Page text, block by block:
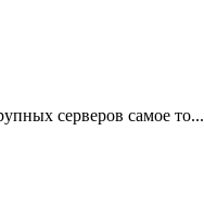
серверов самое то...